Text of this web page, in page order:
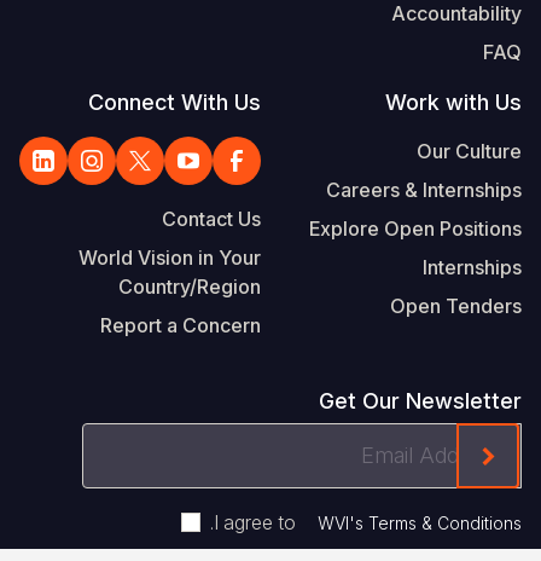
Accountability
FAQ
Work with Us
Our Culture
Careers & Internships
Explore Open Positions
Internships
Open Tenders
Connect With Us
Contact Us
World Vision in Your
Country/Region
Report a Concern
Get Our Newsletter
Address
I agree to WVI's Terms & Conditions
.
On The Mailchimp Signup In The Footer